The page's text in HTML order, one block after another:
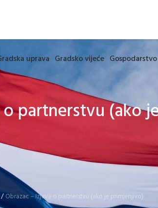
uprava Gradsko vijeće Gospodarstvo
partnerstvu (ako
/Obrazac – Izjava o partnerstvu (ako je primjenjivo)